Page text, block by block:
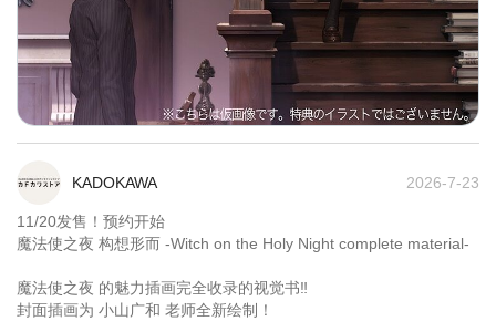
KADOKAWA 2026-7-23
11/20发售！预约开始
魔法使之夜 构想形而 -Witch on the Holy Night complete material-
魔法使之夜 的魅力插画完全收录的视觉书‼
封面插画为 小山广和 老师全新绘制！